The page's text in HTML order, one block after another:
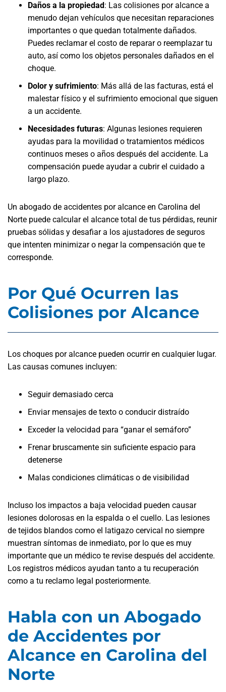
Daños a la propiedad: Las colisiones por alcance a
menudo dejan vehículos que necesitan reparaciones
importantes o que quedan totalmente dañados.
Puedes reclamar el costo de reparar o reemplazar tu
auto, así como los objetos personales dañados en el
choque.
Dolor y sufrimiento: Más allá de las facturas, está el
malestar físico y el sufrimiento emocional que siguen
a un accidente.
Necesidades futuras: Algunas lesiones requieren
ayudas para la movilidad o tratamientos médicos
continuos meses o años después del accidente. La
compensación puede ayudar a cubrir el cuidado a
largo plazo.
Un abogado de accidentes por alcance en Carolina del
Norte puede calcular el alcance total de tus pérdidas, reunir
pruebas sólidas y desafiar a los ajustadores de seguros
que intenten minimizar o negar la compensación que te
corresponde.
Por Qué Ocurren las
Colisiones por Alcance
Los choques por alcance pueden ocurrir en cualquier lugar.
Las causas comunes incluyen:
Seguir demasiado cerca
Enviar mensajes de texto o conducir distraído
Exceder la velocidad para “ganar el semáforo”
Frenar bruscamente sin suficiente espacio para
detenerse
Malas condiciones climáticas o de visibilidad
Incluso los impactos a baja velocidad pueden causar
lesiones dolorosas en la espalda o el cuello. Las lesiones
de tejidos blandos como el latigazo cervical no siempre
muestran síntomas de inmediato, por lo que es muy
importante que un médico te revise después del accidente.
Los registros médicos ayudan tanto a tu recuperación
como a tu reclamo legal posteriormente.
Habla con un Abogado
de Accidentes por
Alcance en Carolina del
Norte